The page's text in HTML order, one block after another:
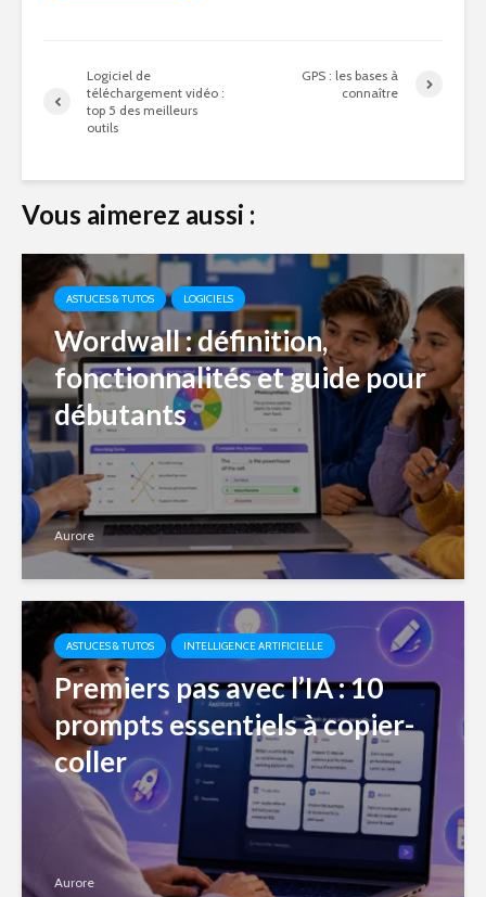
Logiciel de
téléchargement vidéo :
top 5 des meilleurs
outils
GPS : les bases à
connaître
Vous aimerez aussi :
ASTUCES & TUTOS LOGICIELS
Wordwall : définition,
fonctionnalités et guide pour
débutants
Aurore
ASTUCES & TUTOS INTELLIGENCE ARTIFICIELLE
Premiers pas avec l’IA : 10
prompts essentiels à copier-
coller
Aurore